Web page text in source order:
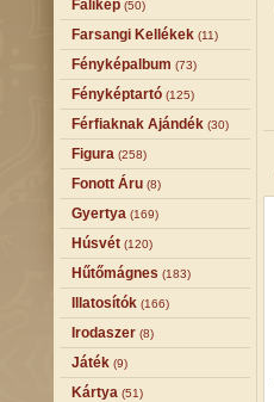
Falikép (50)
Farsangi Kellékek (11)
Fényképalbum (73)
Fényképtartó (125)
Férfiaknak Ajándék (30)
Figura (258)
Fonott Áru (8)
Gyertya (169)
Húsvét (120)
Hűtőmágnes (183)
Illatosítók (166)
Irodaszer (8)
Játék (9)
Kártya (51)